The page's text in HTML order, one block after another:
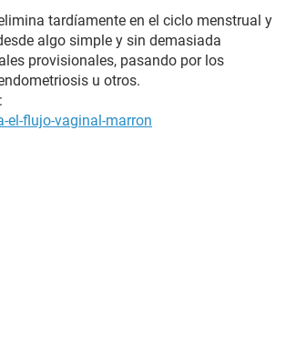
tardíamente en el ciclo menstrual y
algo simple y sin demasiada
provisionales, pasando por los
u otros.
flujo-vaginal-marron